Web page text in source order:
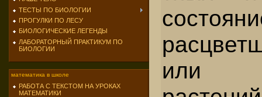
ТЕСТЫ ПО БИОЛОГИИ
ПРОГУЛКИ ПО ЛЕСУ
БИОЛОГИЧЕСКИЕ ЛЕГЕНДЫ
ЛАБОРАТОРНЫЙ ПРАКТИКУМ ПО
БИОЛОГИИ
математика в школе
РАБОТА С ТЕКСТОМ НА УРОКАХ
МАТЕМАТИКИ
или